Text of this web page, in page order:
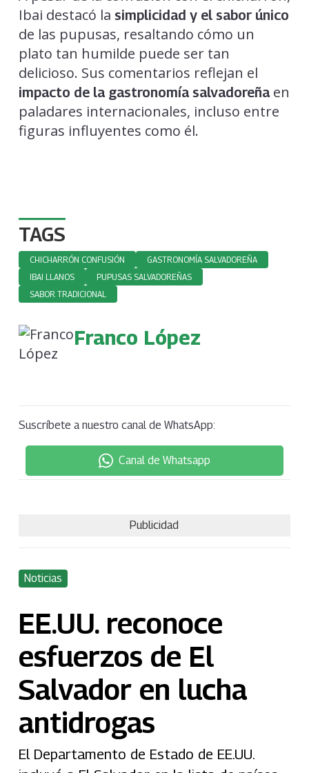
Ibai destacó la simplicidad y el sabor único
de las pupusas, resaltando cómo un
plato tan humilde puede ser tan
delicioso. Sus comentarios reflejan el
impacto de la gastronomía salvadoreñaen
paladares internacionales, incluso entre
figuras influyentes como él.
TAGS
CHICHARRÓN CONFUSIÓN
GASTRONOMÍA SALVADOREÑA
IBAI LLANOS
PUPUSAS SALVADOREÑAS
SABOR TRADICIONAL
Franco López
Suscríbete a nuestro canal de WhatsApp:
Canal de Whatsapp
Publicidad
Noticias
EE.UU. reconoce
esfuerzos de El
Salvador en lucha
antidrogas
El Departamento de Estado de EE.UU.